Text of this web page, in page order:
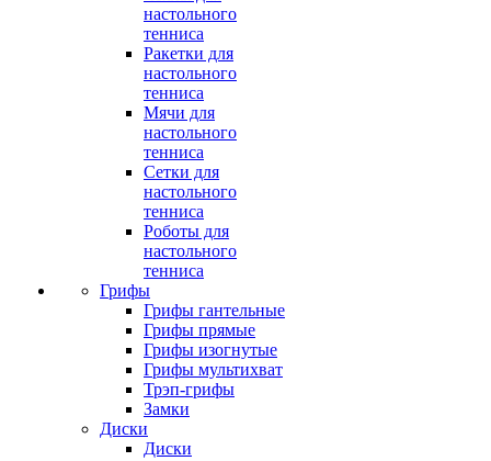
настольного
тенниса
Ракетки для
настольного
тенниса
Мячи для
настольного
тенниса
Сетки для
настольного
тенниса
Роботы для
настольного
тенниса
Грифы
Грифы гантельные
Грифы прямые
Грифы изогнутые
Грифы мультихват
Трэп-грифы
Замки
Диски
Диски